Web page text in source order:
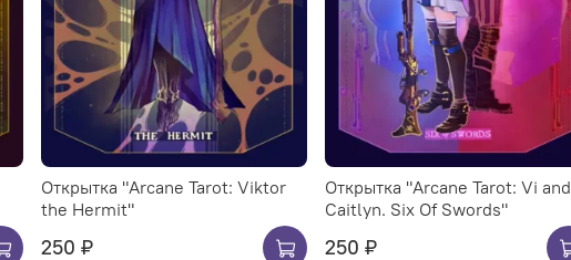
Открытка "Arcane Tarot: Viktor
the Hermit"
250 ₽
Открытка "Arcane Tarot: Vi and
Caitlyn. Six Of Swords"
250 ₽